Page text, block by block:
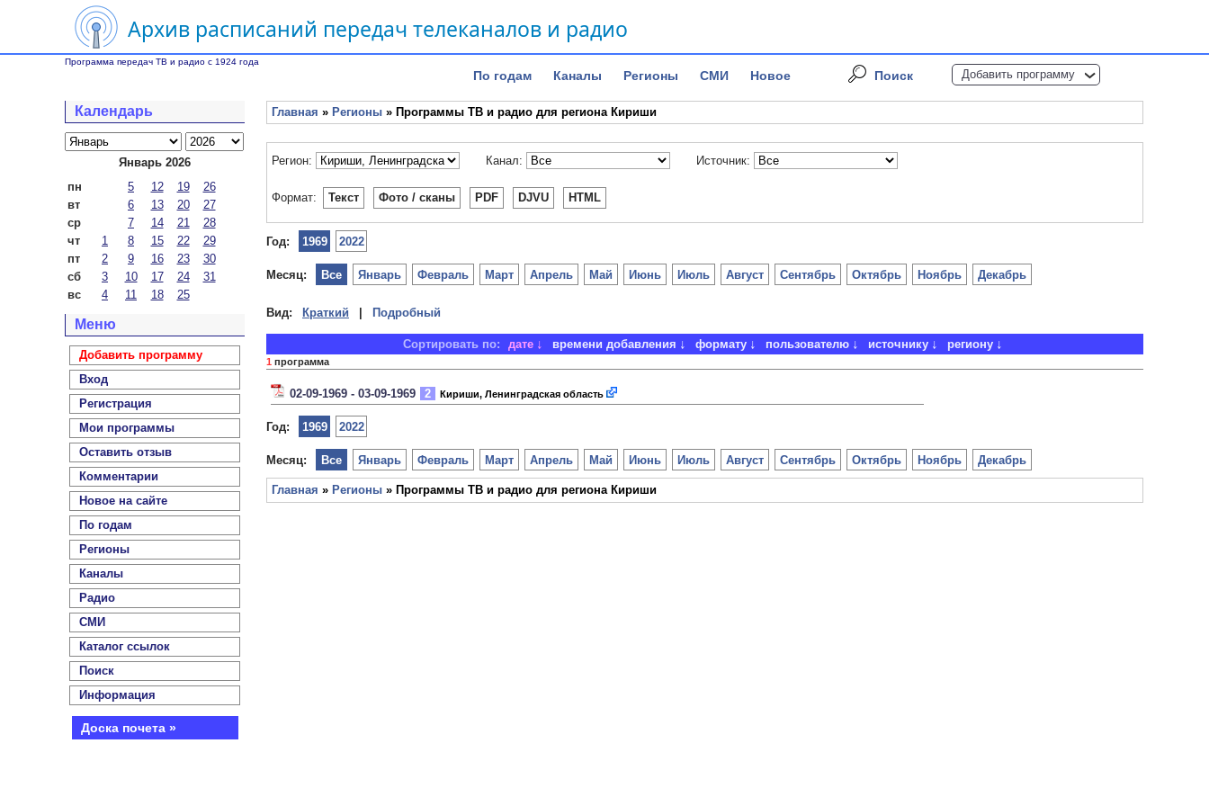
Архив расписаний передач телеканалов и радио
Программа передач ТВ и радио с 1924 года
По годам Каналы Регионы СМИ Новое Поиск Добавить программу
Календарь
Январь 2026
пн
5 12 19
26
вт
6 13 20
27
ср
7 14 21
28
чт
1 8 15 22
29
пт
2 9 16 23
30
сб
3 10 17 24
31
вс
4 11 18 25
Меню
Добавить программу
Вход
Регистрация
Мои программы
Оставить отзыв
Комментарии
Новое на сайте
По годам
Регионы
Каналы
Радио
СМИ
Каталог ссылок
Поиск
Информация
Доска почета »
Главная » Регионы » Программы ТВ и радио для региона Кириши
Регион: Канал: Источник:
Формат: Текст Фото / сканы PDF DJVU HTML
Год: 1969 2022
Месяц: Январь Февраль Март Апрель Май Июнь Июль Август Сентябрь Октябрь Ноябрь Декабрь
Все
Вид: Краткий Подробный
Сортировать по: дате времени добавления формату пользователю источнику региону
1 программа
02-09-1969 - 03-09-1969 2 Кириши, Ленинградская область
Год: 1969 2022
Месяц: Январь Февраль Март Апрель Май Июнь Июль Август Сентябрь Октябрь Ноябрь Декабрь
Все
Главная » Регионы » Программы ТВ и радио для региона Кириши